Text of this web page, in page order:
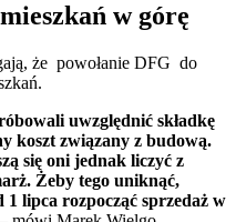
w górę
że powołanie DFG do
uwzględnić składkę
koszt związany z budową.
się oni jednak liczyć z
Żeby tego uniknąć,
lipca rozpocząć sprzedaż w